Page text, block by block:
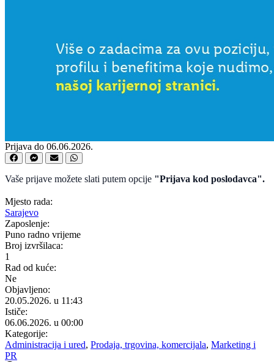
Prijava do 06.06.2026.
Vaše prijave možete slati putem opcije "Prijava kod poslodavca".
Mjesto rada:
Sarajevo
Zaposlenje:
Puno radno vrijeme
Broj izvršilaca:
1
Rad od kuće:
Ne
Objavljeno:
20.05.2026. u 11:43
Ističe:
06.06.2026. u 00:00
Kategorije:
Administracija i ured, Prodaja, trgovina, komercijala, Marketing i
PR